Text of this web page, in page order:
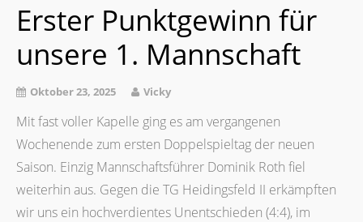
Training
Mannschaft
Media
Kontakt
Erster Punktgewinn für
unsere 1. Mannschaft
Oktober 23, 2025 Vicky
Mit fast voller Kapelle ging es am vergangenen
Wochenende zum ersten Doppelspieltag der neuen
Saison. Einzig Mannschaftsführer Dominik Roth fiel
weiterhin aus. Gegen die TG Heidingsfeld II erkämpften
wir uns ein hochverdientes Unentschieden (4:4), im